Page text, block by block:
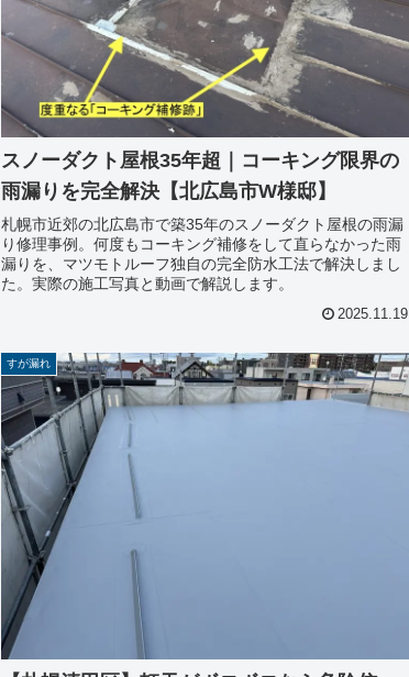
スノーダクト屋根35年超｜コーキング限界の
雨漏りを完全解決【北広島市W様邸】
札幌市近郊の北広島市で築35年のスノーダクト屋根の雨漏
り修理事例。何度もコーキング補修をして直らなかった雨
漏りを、マツモトルーフ独自の完全防水工法で解決しまし
た。実際の施工写真と動画で解説します。
2025.11.19
すが漏れ